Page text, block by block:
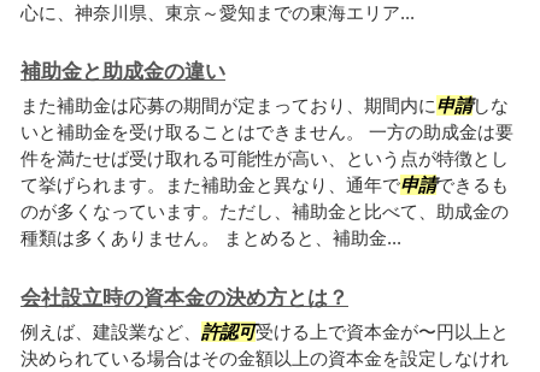
心に、神奈川県、東京～愛知までの東海エリア...
補助金と助成金の違い
また補助金は応募の期間が定まっており、期間内に申請しな
いと補助金を受け取ることはできません。 一方の助成金は要
件を満たせば受け取れる可能性が高い、という点が特徴とし
て挙げられます。また補助金と異なり、通年で申請できるも
のが多くなっています。ただし、補助金と比べて、助成金の
種類は多くありません。 まとめると、補助金...
会社設立時の資本金の決め方とは？
例えば、建設業など、 許認可受ける上で資本金が〜円以上と
決められている場合はその金額以上の資本金を設定しなけれ